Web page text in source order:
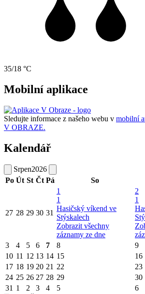
35/18 °C
Mobilní aplikace
Sledujte informace z našeho webu v mobilní
V OBRAZE.
Kalendář
Srpen2026
Po Út St Čt Pá So
27 28 29 30 31
1
1
Hasičský víkend ve
Stýskalech
Zobrazit všechny
záznamy ze dne
2
1
3
4 5 6 7 8
9
10 11 12 13 14 15
16
17 18 19 20 21 22
23
24 25 26 27 28 29
30
31 1 2 3 4 5 6